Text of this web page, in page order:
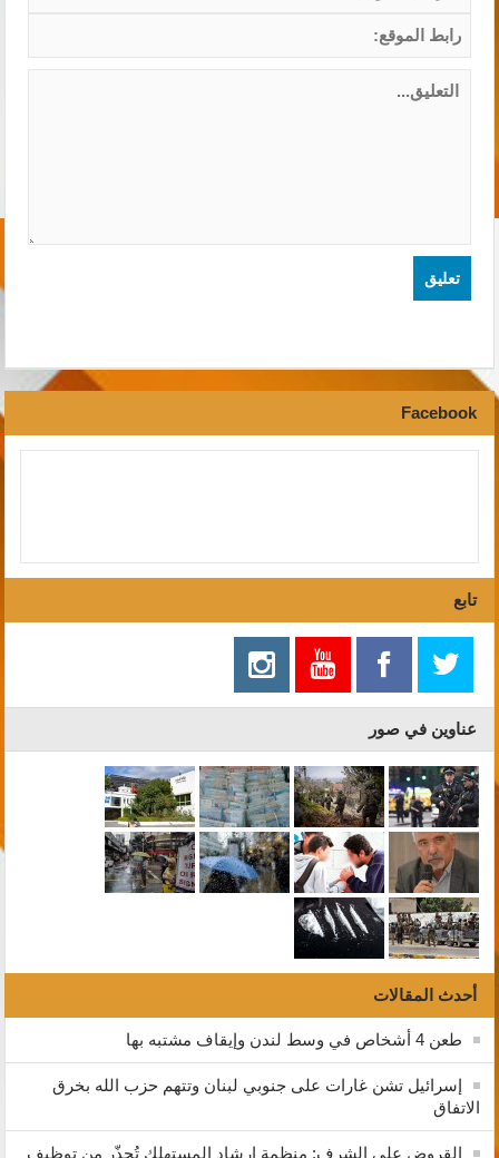
Facebook
تابع
عناوين في صور
أحدث المقالات
طعن 4 أشخاص في وسط لندن وإيقاف مشتبه بها
إسرائيل تشن غارات على جنوبي لبنان وتتهم حزب الله بخرق
الاتفاق
القروض على الشرف: منظمة إرشاد المستهلك تُحذّر من توظيف